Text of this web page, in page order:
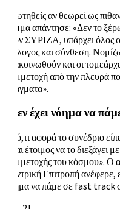
Ερωτηθείς αν θεωρεί ως
κόμμα απάντησε: «Δεν το
στον ΣΥΡΙΖΑ, υπάρχει όλος
διάλογος και σύνθεση.
ανακοινωθούν και οι
συμμετοχή από την πλευρά
πράγματα».
«Δεν έχει νόημα να
Σε ό,τι αφορά το συνέδριο
είναι έτοιμος να το
συμμετοχής του κόσμου». Ο
Κεντρική Επιτροπή
νόημα να πάμε σε fast track